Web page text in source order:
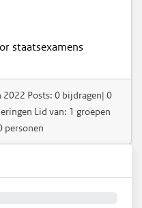
staatsexamens
Posts: 0 bijdragen| 0
Lid van: 1 groepen
personen